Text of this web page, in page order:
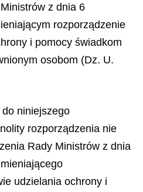
z dnia 6
rozporządzenie
i pomocy świadkom
osobom (Dz. U.
do niniejszego
rozporządzenia nie
Rady Ministrów z dnia
udzielania ochrony i